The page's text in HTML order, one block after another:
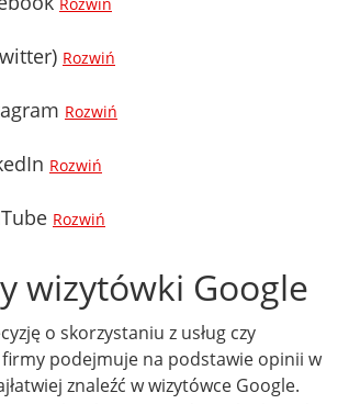
Rozwiń
Rozwiń
Rozwiń
Rozwiń
Rozwiń
wizytówki Google
o skorzystaniu z usług czy
podejmuje na podstawie opinii w
znaleźć w wizytówce Google.